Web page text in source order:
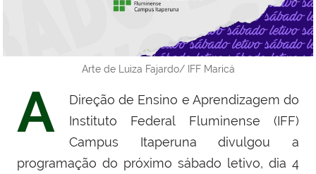
Arte de Luiza Fajardo/ IFF Maricá
A
Direção de Ensino e Aprendizagem do
Instituto Federal Fluminense (IFF)
Campus Itaperuna divulgou a
programação do próximo sábado letivo, dia 4